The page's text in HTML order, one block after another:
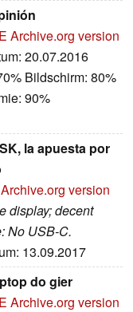
Archive.org version
20.07.2016
Bildschirm: 80%
90%
la apuesta por
Archive.org version
display; decent
No USB-C.
13.09.2017
do gier
Archive.org version